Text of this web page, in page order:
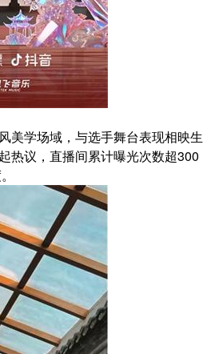
美学场域，与选手舞台表现相映生
热议，直播间累计曝光次数超300